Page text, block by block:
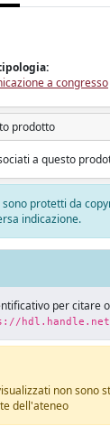
a congresso
prodotto
a questo
sono protetti da
indicazione.
per citare
hdl.handle.net/
non sono
dell'ateneo